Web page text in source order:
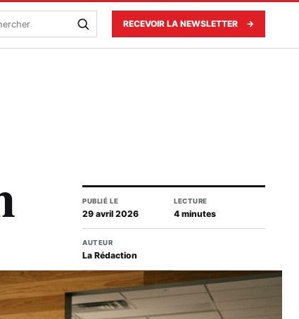
RECEVOIR LA NEWSLETTER →
PUBLIÉ LE
29 avril 2026
LECTURE
4 minutes
AUTEUR
La Rédaction